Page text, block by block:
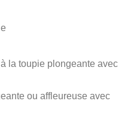
la toupie plongeante avec
ou affleureuse avec